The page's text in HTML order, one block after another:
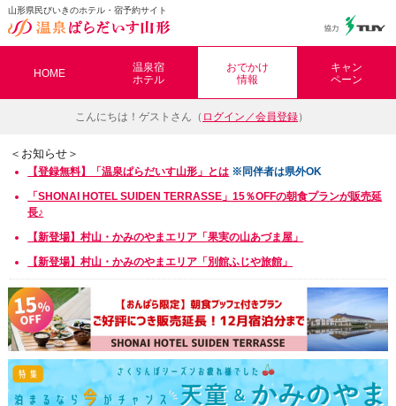
山形県民びいきのホテル・宿予約サイト
HOME
温泉宿
ホテル
おでかけ
情報
キャン
ペーン
こんにちは！ ゲストさん（ ログイン／会員登録）
＜お知らせ＞
【登録無料】「温泉ぱらだいす山形」とは ※同伴者は県外OK
「SHONAI HOTEL SUIDEN TERRASSE」15％OFFの朝食プランが販売延
長♪
【新登場】村山・かみのやまエリア「果実の山あづま屋」
【新登場】村山・かみのやまエリア「別館ふじや旅館」